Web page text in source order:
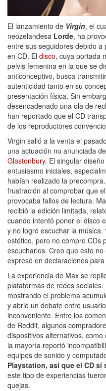
El lanzamiento de Virgin, el
neozelandesa Lorde, ha
entre sus seguidores debido a
en CD. El disco, cuya portada
pelvis femenina en la que se
anticonceptivo, busca
autenticidad tanto en su
presentación física. Sin
desencadenado una ola de
han reportado que el CD
de los reproductores
Virgin salió a la venta el
una actuación no anunciada
Glastonbury. El singular
entusiasmo iniciales,
habían realizado la
frustración al comprobar que
provocaba fallos de lectura.
recibió la edición limitada,
cuando intentó poner el disco
y no logró escuchar la
estético, pero no compro CDs
escucharlos. Creo que esto
expresó en declaraciones para
La experiencia de Max se
plataformas de redes
mostrando el problema
y abrió un debate entre
inconveniente. Entre los
de Reddit, algunos
dispositivos alternativos,
la mayoría reportó
equipos de sonido y
Playstation, así que el CD sí
este tipo de experiencias
quejas.